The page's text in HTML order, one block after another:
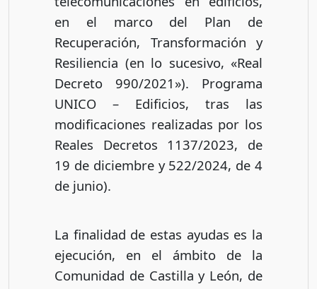
en el marco del Plan de
Recuperación, Transformación y
Resiliencia (en lo sucesivo, «Real
Decreto 990/2021»). Programa
UNICO – Edificios, tras las
modificaciones realizadas por los
Reales Decretos 1137/2023, de
19 de diciembre y 522/2024, de 4
de junio).
La finalidad de estas ayudas es la
ejecución, en el ámbito de la
Comunidad de Castilla y León, de